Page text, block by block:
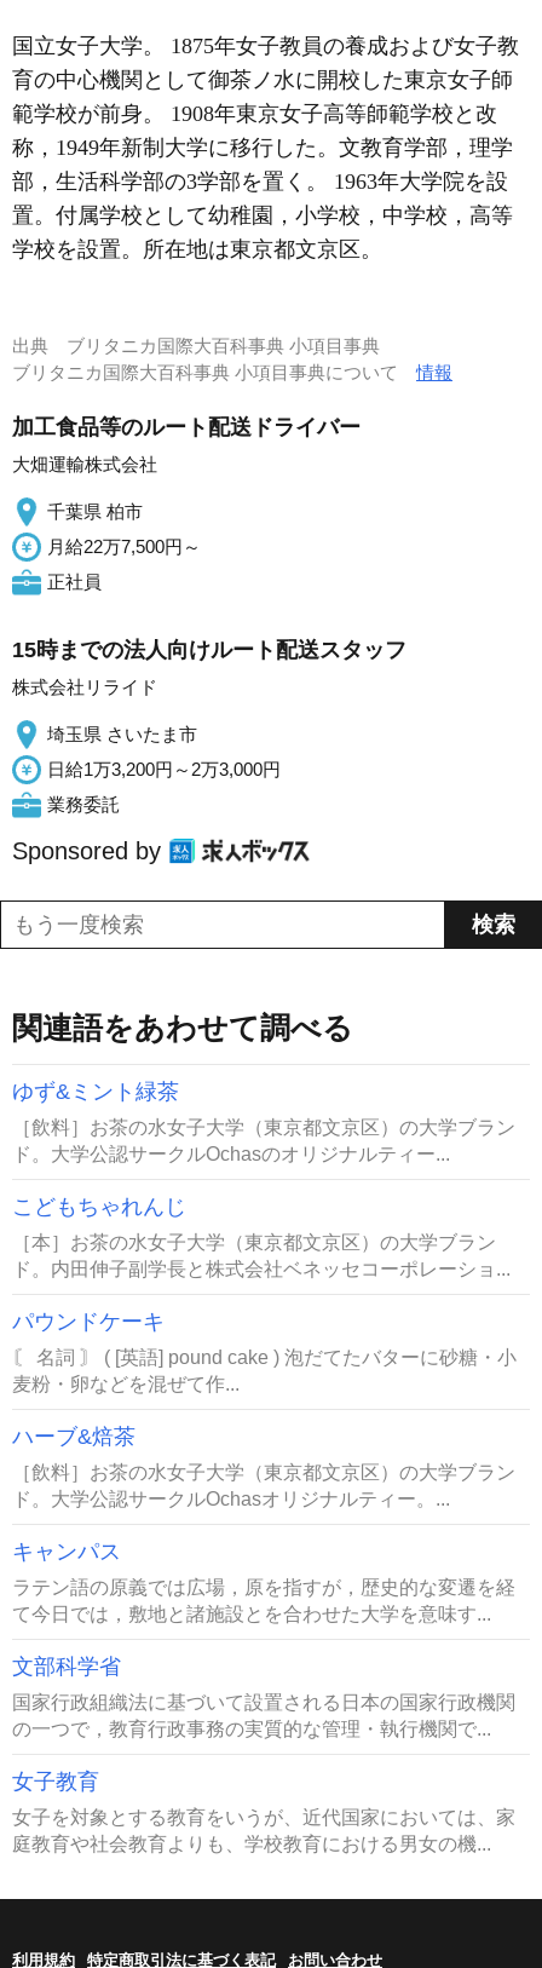
国立女子大学。 1875年女子教員の養成および女子教
育の中心機関として御茶ノ水に開校した東京女子師
範学校が前身。 1908年東京女子高等師範学校と改
称，1949年新制大学に移行した。文教育学部，理学
部，生活科学部の3学部を置く。 1963年大学院を設
置。付属学校として幼稚園，小学校，中学校，高等
学校を設置。所在地は東京都文京区。
出典 ブリタニカ国際大百科事典 小項目事典
ブリタニカ国際大百科事典 小項目事典について情報
加工食品等のルート配送ドライバー
大畑運輸株式会社
千葉県 柏市
月給22万7,500円～
正社員
15時までの法人向けルート配送スタッフ
株式会社リライド
埼玉県 さいたま市
日給1万3,200円～2万3,000円
業務委託
Sponsored by
関連語をあわせて調べる
ゆず&ミント緑茶
［飲料］お茶の水女子大学（東京都文京区）の大学ブラン
ド。大学公認サークルOchasのオリジナルティー...
こどもちゃれんじ
［本］お茶の水女子大学（東京都文京区）の大学ブラン
ド。内田伸子副学長と株式会社ベネッセコーポレーショ...
パウンドケーキ
〘 名詞 〙 ( [英語] pound cake ) 泡だてたバターに砂糖・小
麦粉・卵などを混ぜて作...
ハーブ&焙茶
［飲料］お茶の水女子大学（東京都文京区）の大学ブラン
ド。大学公認サークルOchasオリジナルティー。...
キャンパス
ラテン語の原義では広場，原を指すが，歴史的な変遷を経
て今日では，敷地と諸施設とを合わせた大学を意味す...
文部科学省
国家行政組織法に基づいて設置される日本の国家行政機関
の一つで，教育行政事務の実質的な管理・執行機関で...
女子教育
女子を対象とする教育をいうが、近代国家においては、家
庭教育や社会教育よりも、学校教育における男女の機...
利用規約 特定商取引法に基づく表記 お問い合わせ